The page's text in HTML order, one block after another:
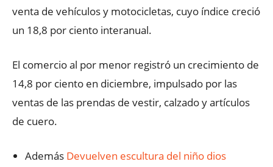
venta de vehículos y motocicletas, cuyo índice creció
un 18,8 por ciento interanual.
El comercio al por menor registró un crecimiento de
14,8 por ciento en diciembre, impulsado por las
ventas de las prendas de vestir, calzado y artículos
de cuero.
Además Devuelven escultura del niño dios